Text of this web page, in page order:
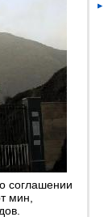
соглашении
мин,